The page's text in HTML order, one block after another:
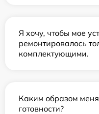
Я хочу, чтобы мое
ремонтировалось
комплектующими.
Каким образом
готовности?